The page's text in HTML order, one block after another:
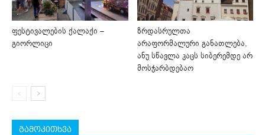
ფესტივალების ქალაქი –
გიორლიცი
ზრდასრულთა
არაფორმალური განათლება,
ანუ სწავლა კაცს სიბერემდე არ
მოსჭარბდებაო
გამოკითხვა